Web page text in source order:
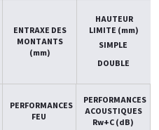
ENTRAXE DES
MONTANTS
(mm)
HAUTEUR
LIMITE (mm)
SIMPLE
DOUBLE
PERFORMANCES
FEU
PERFORMANCES
ACOUSTIQUES
Rw+C (dB)